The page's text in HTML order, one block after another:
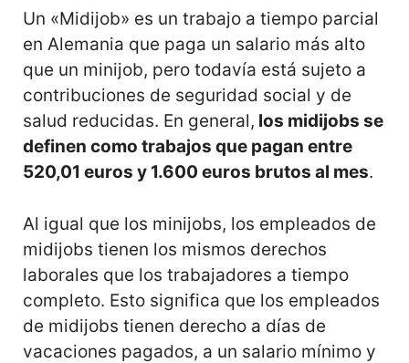
Un «Midijob» es un trabajo a tiempo parcial
en Alemania que paga un salario más alto
que un minijob, pero todavía está sujeto a
contribuciones de seguridad social y de
salud reducidas. En general, los midijobs se
definen como trabajos que pagan entre
520,01 euros y 1.600 euros brutos al mes.
Al igual que los minijobs, los empleados de
midijobs tienen los mismos derechos
laborales que los trabajadores a tiempo
completo. Esto significa que los empleados
de midijobs tienen derecho a días de
vacaciones pagados, a un salario mínimo y